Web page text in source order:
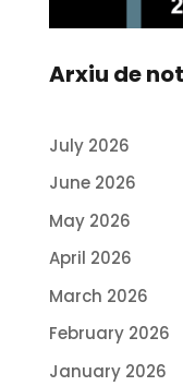
Arxiu de
July 2026
June 2026
May 2026
April 2026
March 2026
February 2026
January 2026